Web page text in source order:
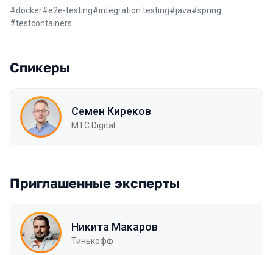
#docker#e2e-testing#integration testing#java#spring
#testcontainers
Спикеры
Семен Киреков
МТС Digital
Приглашенные эксперты
Никита Макаров
Тинькофф